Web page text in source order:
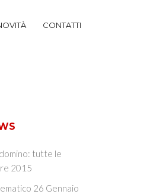
CONTATTI
tutte le
2015
26 Gennaio